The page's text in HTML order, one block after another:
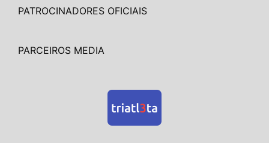
PATROCINADORES OFICIAIS
PARCEIROS MEDIA